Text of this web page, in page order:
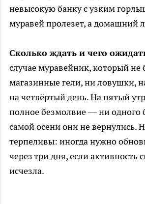
невысокую банку с узким
муравей пролезет, а домашний
Сколько ждать и чего
случае муравейник, который не
магазинные гели, ни ловушки,
на четвёртый день. На пятый
полное безмолвие — ни одного
самой осени они не вернулись.
терпеливы: иногда нужно
через три дня, если активность
исчезла.